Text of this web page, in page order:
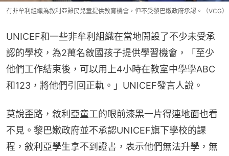
有非牟利組織為敘利亞難民兒童提供教育機會，但不受黎巴嫩政府承認。（VCG）
UNICEF和一些非牟利組織在當地開設了不少未受承
認的學校，為2萬名敘國孩子提供學習機會，「至少
他們工作結束後，可以用上4小時在教室中學學ABC
和123，將他們引回正軌。」UNICEF發言人說。
莫說歪路，敘利亞童工的眼前漆黑一片得連地面也看
不見。黎巴嫩政府並不承認UNICEF旗下學校的課
程，敘利亞學生拿不到證書，表示他們無法升學，無